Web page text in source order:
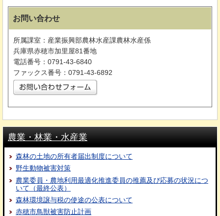
お問い合わせ
所属課室：産業振興部農林水産課農林水産係
兵庫県赤穂市加里屋81番地
電話番号：0791-43-6840
ファックス番号：0791-43-6892
農業・林業・水産業
森林の土地の所有者届出制度について
野生動物被害対策
農業委員・農地利用最適化推進委員の推薦及び応募の状況につ
いて（最終公表）
森林環境譲与税の使途の公表について
赤穂市鳥獣被害防止計画